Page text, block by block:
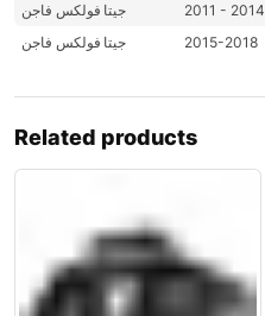
فولكس فاجن جيتا
2011 - 2014
فولكس فاجن جيتا 2015-2018
Related products